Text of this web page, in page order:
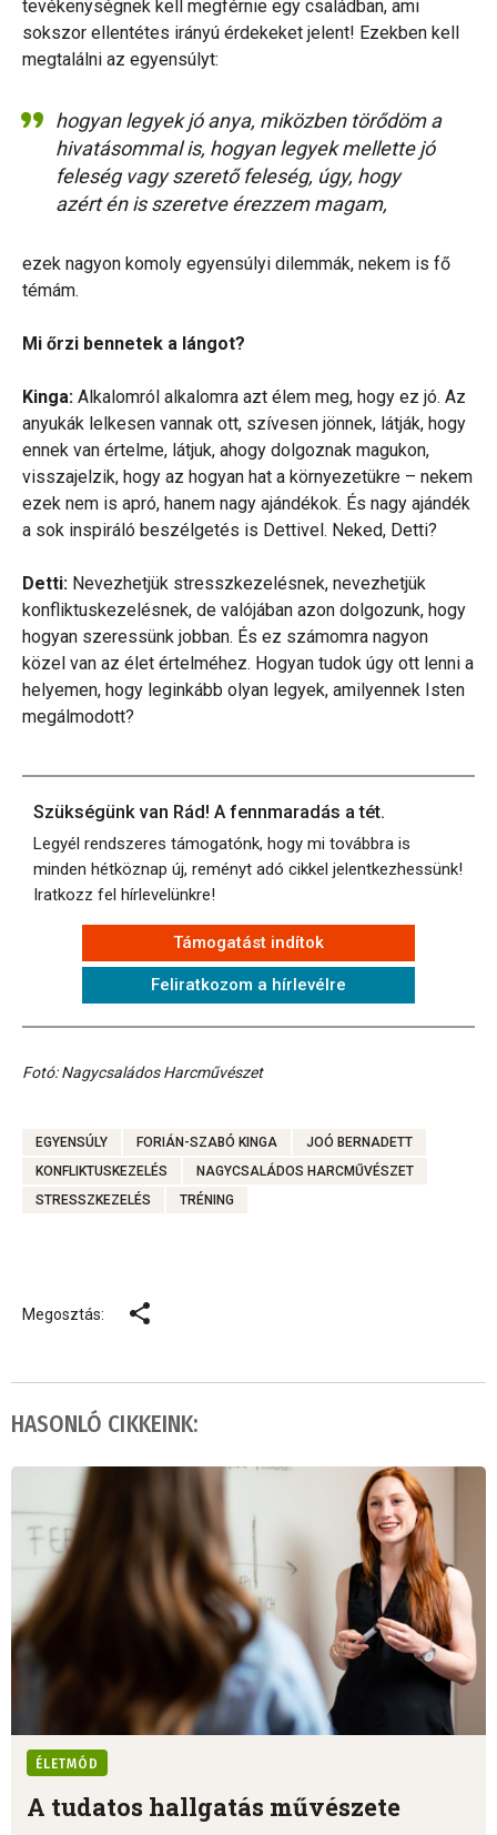
tevékenységnek kell megférnie egy családban, ami
sokszor ellentétes irányú érdekeket jelent! Ezekben kell
megtalálni az egyensúlyt:
hogyan legyek jó anya, miközben törődöm a
hivatásommal is, hogyan legyek mellette jó
feleség vagy szerető feleség, úgy, hogy
azért én is szeretve érezzem magam,
ezek nagyon komoly egyensúlyi dilemmák, nekem is fő
témám.
Mi őrzi bennetek a lángot?
Kinga: Alkalomról alkalomra azt élem meg, hogy ez jó. Az
anyukák lelkesen vannak ott, szívesen jönnek, látják, hogy
ennek van értelme, látjuk, ahogy dolgoznak magukon,
visszajelzik, hogy az hogyan hat a környezetükre – nekem
ezek nem is apró, hanem nagy ajándékok. És nagy ajándék
a sok inspiráló beszélgetés is Dettivel. Neked, Detti?
Detti: Nevezhetjük stresszkezelésnek, nevezhetjük
konfliktuskezelésnek, de valójában azon dolgozunk, hogy
hogyan szeressünk jobban. És ez számomra nagyon
közel van az élet értelméhez. Hogyan tudok úgy ott lenni a
helyemen, hogy leginkább olyan legyek, amilyennek Isten
megálmodott?
Szükségünk van Rád! A fennmaradás a tét.
Legyél rendszeres támogatónk, hogy mi továbbra is
minden hétköznap új, reményt adó cikkel jelentkezhessünk!
Iratkozz fel hírlevelünkre!
Támogatást indítok
Feliratkozom a hírlevélre
Fotó: Nagycsaládos Harcművészet
EGYENSÚLY FORIÁN-SZABÓ KINGA
JOÓ BERNADETT
KONFLIKTUSKEZELÉS
NAGYCSALÁDOS HARCMŰVÉSZET
STRESSZKEZELÉS
TRÉNING
Megosztás:
HASONLÓ CIKKEINK:
ÉLETMÓD
A tudatos hallgatás művészete